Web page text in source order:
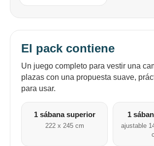
El pack contiene
Un juego completo para vestir una
plazas con una propuesta suave,
para usar.
1 sábana superior
222 x 245 cm
1
ajustable